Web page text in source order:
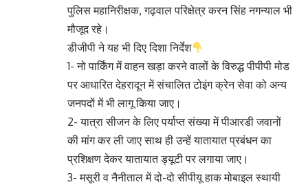
पुलिस महानिरीक्षक, गढ़वाल परिक्षेत्र करन सिंह नगन्याल भी
मौजूद रहे।
डीजीपी ने यह भी दिए दिशा निर्देश
1- नो पार्किंग में वाहन खड़ा करने वालों के विरुद्ध पीपीपी मोड
पर आधारित देहरादून में संचालित टोइंग क्रेन सेवा को अन्य
जनपदों में भी लागू किया जाए।
2- यात्रा सीजन के लिए पर्याप्त संख्या में पीआरडी जवानों
की मांग कर ली जाए साथ ही उन्हें यातायात प्रबंधन का
प्रशिक्षण देकर यातायात ड्यूटी पर लगाया जाए।
3- मसूरी व नैनीताल में दो-दो सीपीयू हाक मोबाइल स्थायी